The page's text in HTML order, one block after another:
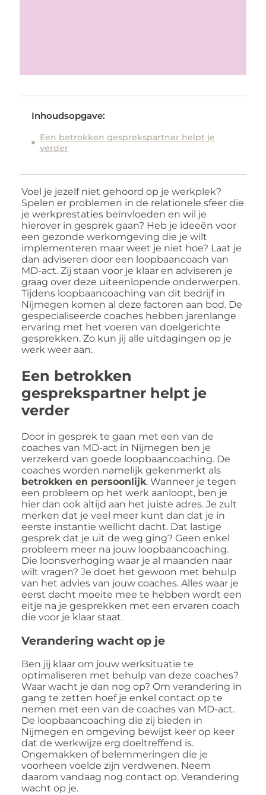
Inhoudsopgave:
Een betrokken gesprekspartner helpt je
verder
Voel je jezelf niet gehoord op je werkplek?
Spelen er problemen in de relationele sfeer die
je werkprestaties beïnvloeden en wil je
hierover in gesprek gaan? Heb je ideeën voor
een gezonde werkomgeving die je wilt
implementeren maar weet je niet hoe? Laat je
dan adviseren door een loopbaancoach van
MD-act. Zij staan voor je klaar en adviseren je
graag over deze uiteenlopende onderwerpen.
Tijdens loopbaancoaching van dit bedrijf in
Nijmegen komen al deze factoren aan bod. De
gespecialiseerde coaches hebben jarenlange
ervaring met het voeren van doelgerichte
gesprekken. Zo kun jij alle uitdagingen op je
werk weer aan.
Een betrokken
gesprekspartner helpt je
verder
Door in gesprek te gaan met een van de
coaches van MD-act in Nijmegen ben je
verzekerd van goede loopbaancoaching. De
coaches worden namelijk gekenmerkt als
betrokken en persoonlijk. Wanneer je tegen
een probleem op het werk aanloopt, ben je
hier dan ook altijd aan het juiste adres. Je zult
merken dat je veel meer kunt dan dat je in
eerste instantie wellicht dacht. Dat lastige
gesprek dat je uit de weg ging? Geen enkel
probleem meer na jouw loopbaancoaching.
Die loonsverhoging waar je al maanden naar
wilt vragen? Je doet het gewoon met behulp
van het advies van jouw coaches. Alles waar je
eerst dacht moeite mee te hebben wordt een
eitje na je gesprekken met een ervaren coach
die voor je klaar staat.
Verandering wacht op je
Ben jij klaar om jouw werksituatie te
optimaliseren met behulp van deze coaches?
Waar wacht je dan nog op? Om verandering in
gang te zetten hoef je enkel contact op te
nemen met een van de coaches van MD-act.
De loopbaancoaching die zij bieden in
Nijmegen en omgeving bewijst keer op keer
dat de werkwijze erg doeltreffend is.
Ongemakken of belemmeringen die je
voorheen voelde zijn verdwenen. Neem
daarom vandaag nog contact op. Verandering
wacht op je.